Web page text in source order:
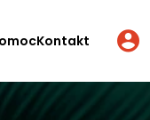
Kontakt